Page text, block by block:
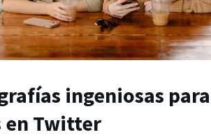
ingeniosas para
en Twitter